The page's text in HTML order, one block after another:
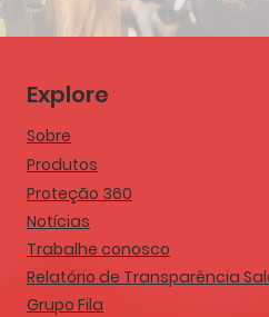
Explore
Sobre
Produtos
Proteção 360
Notícias
Trabalhe conosco
Relatório de Transparência
Grupo Fila